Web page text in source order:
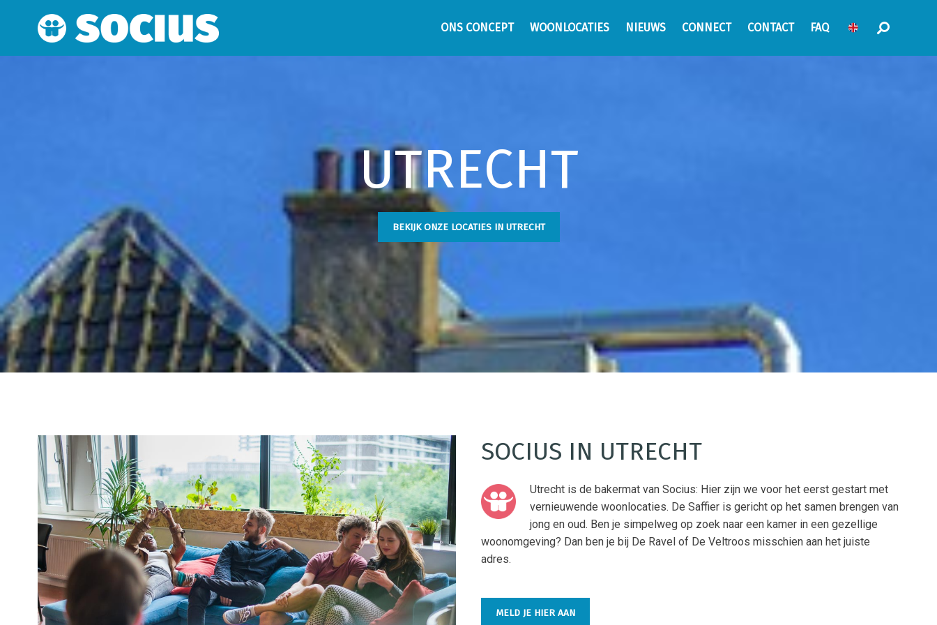
ONS CONCEPT WOONLOCATIES NIEUWS CONNECT CONTACT FAQ
UTRECHT
BEKIJK ONZE LOCATIES IN UTRECHT
SOCIUS IN UTRECHT
Utrecht is de bakermat van Socius: Hier zijn we voor het eerst gestart met
vernieuwende woonlocaties. De Saffier is gericht op het samen brengen van
jong en oud. Ben je simpelweg op zoek naar een kamer in een gezellige
woonomgeving? Dan ben je bij De Ravel of De Veltroos misschien aan het juiste
adres.
MELD JE HIER AAN